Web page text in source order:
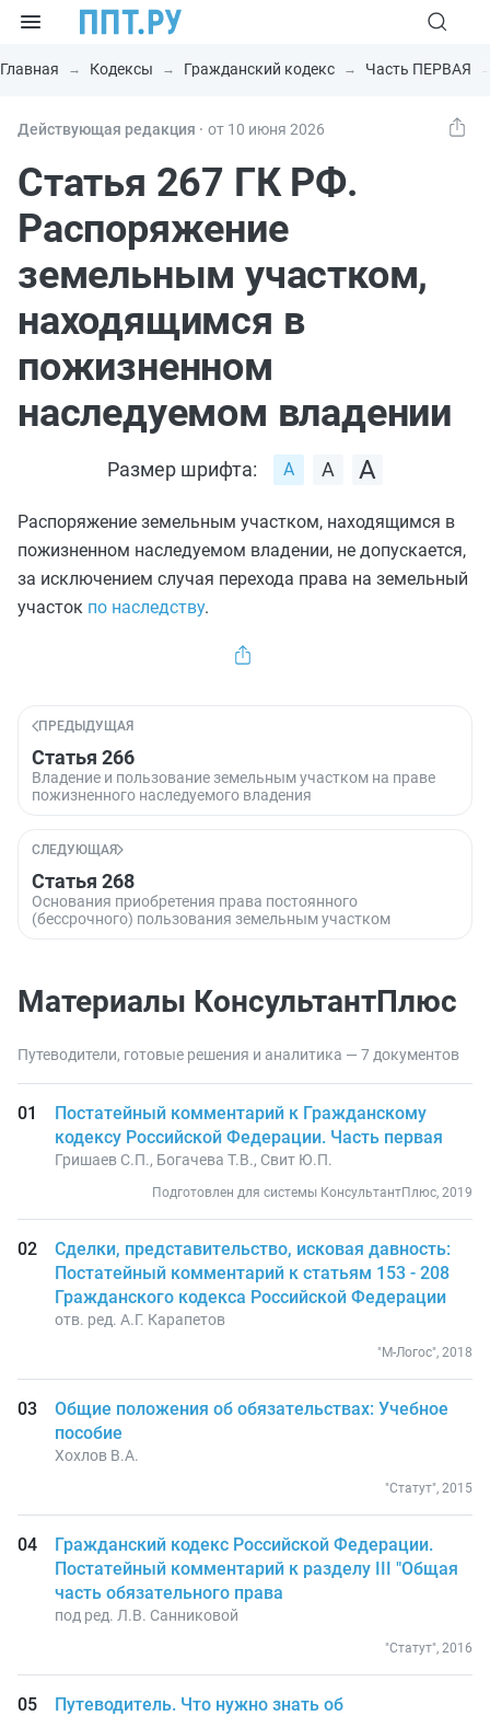
Главная Кодексы Гражданский кодекс Часть ПЕРВАЯ
Действующая редакция ⸱ от 10 июня 2026
Статья 267 ГК РФ.
Распоряжение
земельным участком,
находящимся в
пожизненном
наследуемом владении
Размер шрифта:
Распоряжение земельным участком, находящимся в
пожизненном наследуемом владении, не допускается,
за исключением случая перехода права на земельный
участок по наследству.
ПРЕДЫДУЩАЯ
Статья 266
Владение и пользование земельным участком на праве
пожизненного наследуемого владения
СЛЕДУЮЩАЯ
Статья 268
Основания приобретения права постоянного
(бессрочного) пользования земельным участком
Материалы КонсультантПлюс
Путеводители, готовые решения и аналитика — 7 документов
Постатейный комментарий к Гражданскому
кодексу Российской Федерации. Часть первая
Гришаев С.П., Богачева Т.В., Свит Ю.П.
Подготовлен для системы КонсультантПлюс, 2019
Сделки, представительство, исковая давность:
Постатейный комментарий к статьям 153 - 208
Гражданского кодекса Российской Федерации
отв. ред. А.Г. Карапетов
"М-Логос", 2018
Общие положения об обязательствах: Учебное
пособие
Хохлов В.А.
"Статут", 2015
Гражданский кодекс Российской Федерации.
Постатейный комментарий к разделу III "Общая
часть обязательного права
под ред. Л.В. Санниковой
"Статут", 2016
Путеводитель. Что нужно знать об